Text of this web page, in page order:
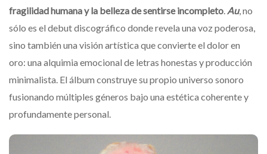
fragilidad humana y la belleza de sentirse incompleto.Au, no
sólo es el debut discográfico donde revela una voz poderosa,
sino también una visión artística que convierte el dolor en
oro: una alquimia emocional de letras honestas y producción
minimalista. El álbum construye su propio universo sonoro
fusionando múltiples géneros bajo una estética coherente y
profundamente personal.